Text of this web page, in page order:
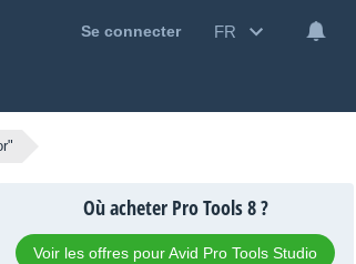
Se connecter FR
Où acheter Pro Tools 8 ?
Voir les offres pour Avid Pro Tools Studio